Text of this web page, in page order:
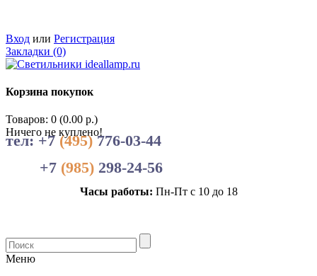
Вход или Регистрация
Закладки (0)
Корзина покупок
Товаров: 0 (0.00 р.)
Ничего не куплено!
тел: +7(495)776-03-44
+7 (985) 298-24-56
Часы работы: Пн-Пт с 10 до 18
Меню